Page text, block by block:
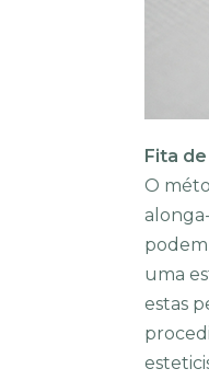
Fita
O
uma
estas